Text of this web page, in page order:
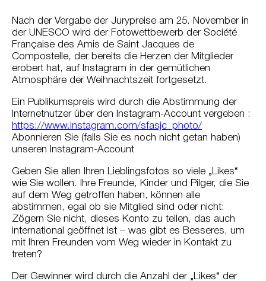
Nach der Vergabe der Jurypreise am 25. November in
der UNESCO wird der Fotowettbewerb der Société
Française des Amis de Saint Jacques de
Compostelle, der bereits die Herzen der Mitglieder
erobert hat, auf Instagram in der gemütlichen
Atmosphäre der Weihnachtszeit fortgesetzt.
Ein Publikumspreis wird durch die Abstimmung der
Internetnutzer über den Instagram-Account vergeben :
https://www.instagram.com/sfasjc_photo/
Abonnieren Sie (falls Sie es noch nicht getan haben)
unseren Instagram-Account
Geben Sie allen Ihren Lieblingsfotos so viele „Likes“
wie Sie wollen. Ihre Freunde, Kinder und Pilger, die Sie
auf dem Weg getroffen haben, können alle
abstimmen, egal ob sie Mitglied sind oder nicht:
Zögern Sie nicht, dieses Konto zu teilen, das auch
international geöffnet ist – was gibt es Besseres, um
mit Ihren Freunden vom Weg wieder in Kontakt zu
treten?
Der Gewinner wird durch die Anzahl der „Likes“ der